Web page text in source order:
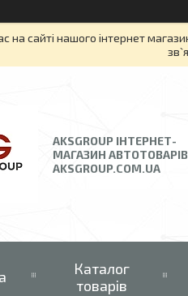
на сайті нашого інтернет
AKSGROUP ІНТЕРНЕТ-
МАГАЗИН АВТОТОВАРІВ
AKSGROUP.COM.UA
Каталог
товарів